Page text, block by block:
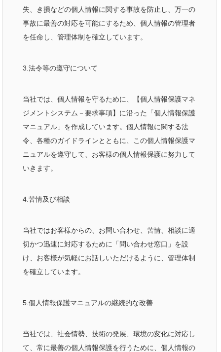
失、き損などの個人情報に関する事故を防止し、万一の
事故に最善の対応を可能にするため、個人情報の管理者
を任命し、管理体制を確立しています。
3.法令等の遵守について
当社では、個人情報を守るために、【個人情報保護マネ
ジメントシステム－要求事項】に沿った「個人情報保護
マニュアル」を作成しています。個人情報に関する法
令、各種のガイドラインとともに、この個人情報保護マ
ニュアルを遵守して、お客様の個人情報保護に努力して
いきます。
4.苦情及び相談
当社ではお客様からの、お問い合わせ、苦情、相談に適
切かつ迅速に対応するために「問い合わせ窓口」を設
け、お客様が気軽にお話しいただけるように、管理体制
を確立しています。
5.個人情報保護マニュアルの継続的な改善
当社では、社会情勢、技術の発展、環境の変化に対応し
て、常に最善の個人情報保護を行うために、個人情報の